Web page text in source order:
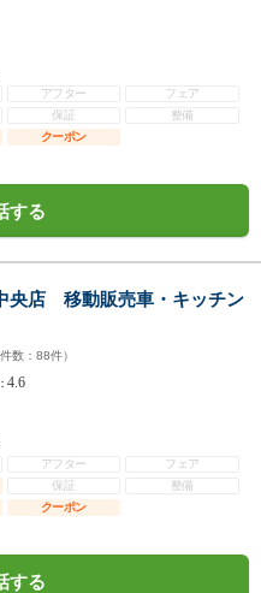
アフター
フェア
保証
整備
クーポン
する
央店 移動販売車・キッチン
数： 88件）
4.6
アフター
フェア
保証
整備
クーポン
する